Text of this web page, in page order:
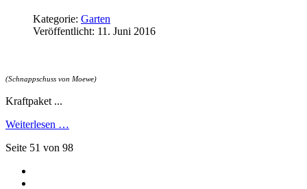
Kategorie: Garten
Veröffentlicht: 11. Juni 2016
(Schnappschuss von Moewe)
Kraftpaket ...
Weiterlesen …
Seite 51 von 98